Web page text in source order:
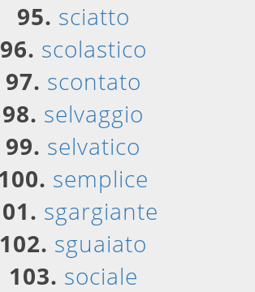
95. sciatto
96. scolastico
97. scontato
98. selvaggio
99. selvatico
100. semplice
sgargiante
102. sguaiato
103. sociale